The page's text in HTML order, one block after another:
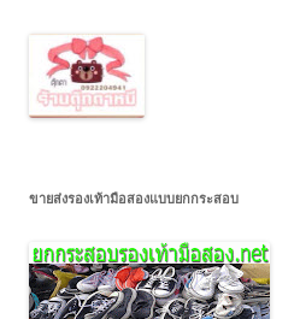
ขายส่งรองเท้ามือสองแบบยกกระสอบ